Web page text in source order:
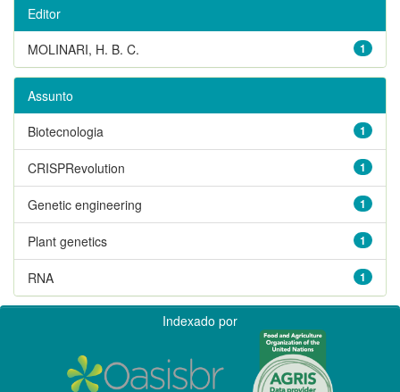
Editor
1
MOLINARI, H. B. C.
Assunto
1
Biotecnologia
1
CRISPRevolution
1
Genetic engineering
1
Plant genetics
1
RNA
Indexado por